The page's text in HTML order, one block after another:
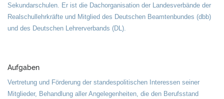
Sekundarschulen. Er ist die Dachorganisation der Landesverbände der
Realschullehrkräfte und Mitglied des Deutschen Beamtenbundes (dbb)
und des Deutschen Lehrerverbands (DL).
Aufgaben
Vertretung und Förderung der standespolitischen Interessen seiner
Mitglieder, Behandlung aller Angelegenheiten, die den Berufsstand